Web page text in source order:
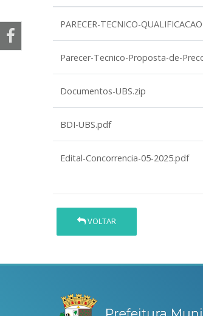
PARECER-TECNICO-
Parecer-Tecnico-Proposta-de-
Documentos-UBS.zip
BDI-UBS.pdf
Edital-Concorrencia-05-2025.pdf
VOLTAR